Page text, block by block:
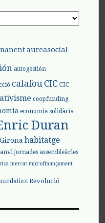
aureasocial
autogestión
calafou CIC CIC
coopfunding
economia solidària
Duran
Girona habitatge
jornades assembleàries
mercat microfinançament
Revolució